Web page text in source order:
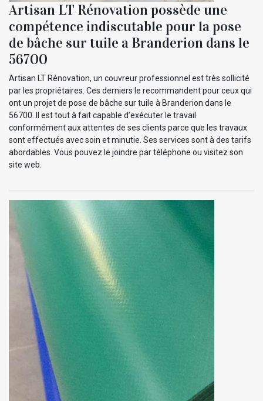
Artisan LT Rénovation possède une
compétence indiscutable pour la pose
de bâche sur tuile a Branderion dans le
56700
Artisan LT Rénovation, un couvreur professionnel est très sollicité
par les propriétaires. Ces derniers le recommandent pour ceux qui
ont un projet de pose de bâche sur tuile à Branderion dans le
56700. Il est tout à fait capable d’exécuter le travail
conformément aux attentes de ses clients parce que les travaux
sont effectués avec soin et minutie. Ses services sont à des tarifs
abordables. Vous pouvez le joindre par téléphone ou visitez son
site web.